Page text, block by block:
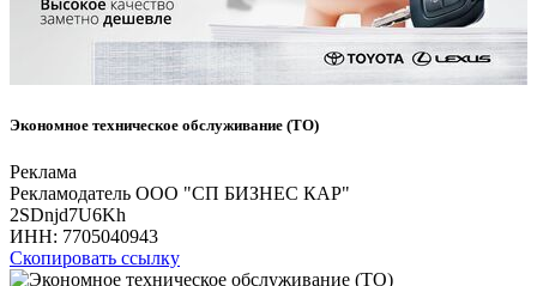
Экономное техническое обслуживание (ТО)
Реклама
Рекламодатель ООО "СП БИЗНЕС КАР"
2SDnjd7U6Kh
ИНН: 7705040943
Скопировать ссылку